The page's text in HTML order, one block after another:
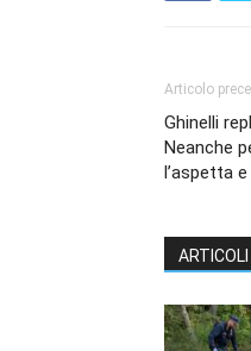
Articolo
Ghinelli
Neanche
l’aspetta
ARTICOLI